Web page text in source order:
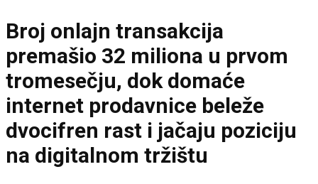
Broj onlajn transakcija
premašio 32 miliona u prvom
tromesečju, dok domaće
internet prodavnice beleže
dvocifren rast i jačaju poziciju
na digitalnom tržištu